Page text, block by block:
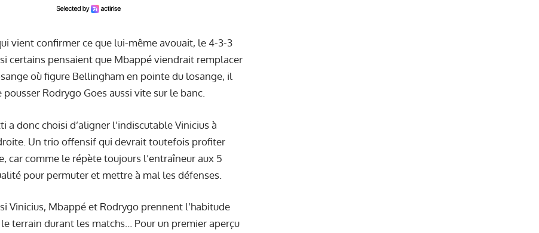
vient confirmer ce que lui-même avouait, le 4-3-3
certains pensaient que Mbappé viendrait remplacer
où figure Bellingham en pointe du losange, il
Rodrygo Goes aussi vite sur le banc.
a donc choisi d’aligner l’indiscutable Vinicius à
Un trio offensif qui devrait toutefois profiter
car comme le répète toujours l’entraîneur aux 5
pour permuter et mettre à mal les défenses.
Vinicius, Mbappé et Rodrygo prennent l’habitude
terrain durant les matchs… Pour un premier aperçu